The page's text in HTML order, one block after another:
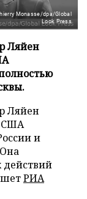
Monasse/dpa/Global
Look Press
Ляйен
Ляйен
США
и
действий
РИА